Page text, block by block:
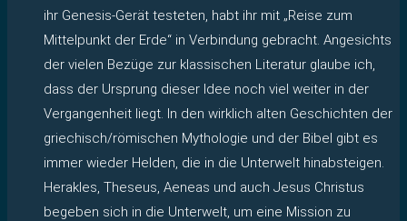
ihr Genesis-Gerät testeten, habt ihr mit „Reise zum
Mittelpunkt der Erde“ in Verbindung gebracht. Angesichts
der vielen Bezüge zur klassischen Literatur glaube ich,
dass der Ursprung dieser Idee noch viel weiter in der
Vergangenheit liegt. In den wirklich alten Geschichten der
griechisch/römischen Mythologie und der Bibel gibt es
immer wieder Helden, die in die Unterwelt hinabsteigen.
Herakles, Theseus, Aeneas und auch Jesus Christus
begeben sich in die Unterwelt, um eine Mission zu